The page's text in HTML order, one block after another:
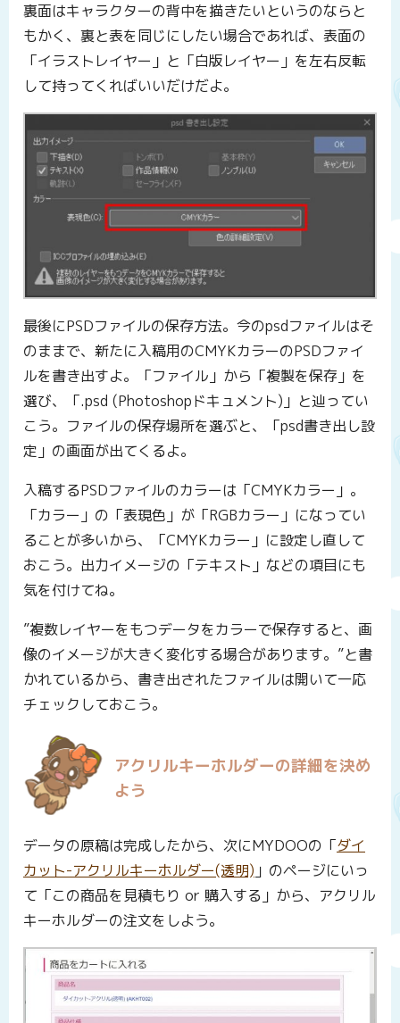
裏面はキャラクターの背中を描きたいというのならと
もかく、裏と表を同じにしたい場合であれば、表面の
「イラストレイヤー」と「白版レイヤー」を左右反転
して持ってくればいいだけだよ。
最後にPSDファイルの保存方法。今のpsdファイルはそ
のままで、新たに入稿用のCMYKカラーのPSDファイ
ルを書き出すよ。「ファイル」から「複製を保存」を
選び、「.psd (Photoshopドキュメント)」と辿ってい
こう。ファイルの保存場所を選ぶと、「psd書き出し設
定」の画面が出てくるよ。
入稿するPSDファイルのカラーは「CMYKカラー」。
「カラー」の「表現色」が「RGBカラー」になってい
ることが多いから、「CMYKカラー」に設定し直して
おこう。出力イメージの「テキスト」などの項目にも
気を付けてね。
”複数レイヤーをもつデータをカラーで保存すると、画
像のイメージが大きく変化する場合があります。”と書
かれているから、書き出されたファイルは開いて一応
チェックしておこう。
アクリルキーホルダーの詳細を決め
よう
データの原稿は完成したから、次にMYDOOの「ダイ
カット-アクリルキーホルダー(透明) 」のページにいっ
て「この商品を見積もり or 購入する」から、アクリル
キーホルダーの注文をしよう。